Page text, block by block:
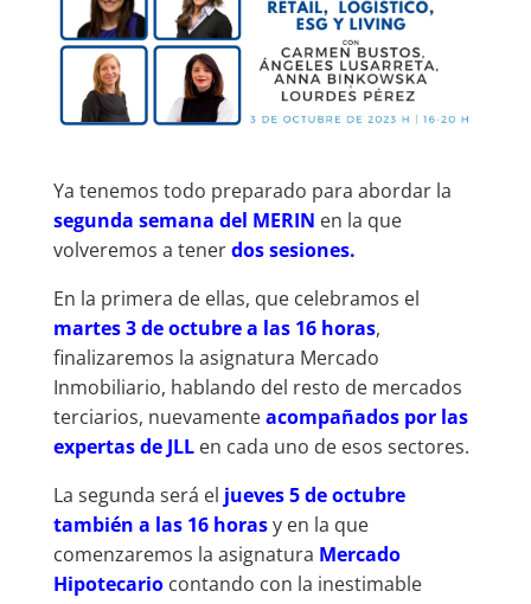
Ya tenemos todo preparado para abordar la
segunda semana del MERIN en la que
volveremos a tenerdos sesiones.
En la primera de ellas, que celebramos el
martes 3 de octubre a las 16 horas,
finalizaremos la asignatura Mercado
Inmobiliario, hablando del resto de mercados
terciarios, nuevamenteacompañados por las
expertas de JLLen cada uno de esos sectores.
La segunda será el jueves 5 de octubre
también a las 16 horasy en la que
comenzaremos la asignatura Mercado
Hipotecariocontando con la inestimable